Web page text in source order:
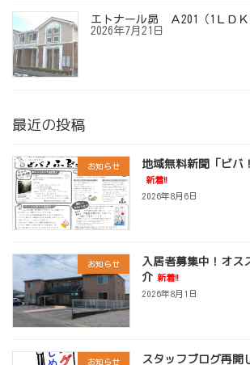
エトナール昴 Ａ201（1ＬＤＫ
2026年7月21日
最近の投稿
お知らせ 地域無料新聞「ビバ
新着!!
2026年8月6日
お知らせ
入居者募集中！オス
介 新着!!
2026年8月1日
お知らせ スタッフブログ再開